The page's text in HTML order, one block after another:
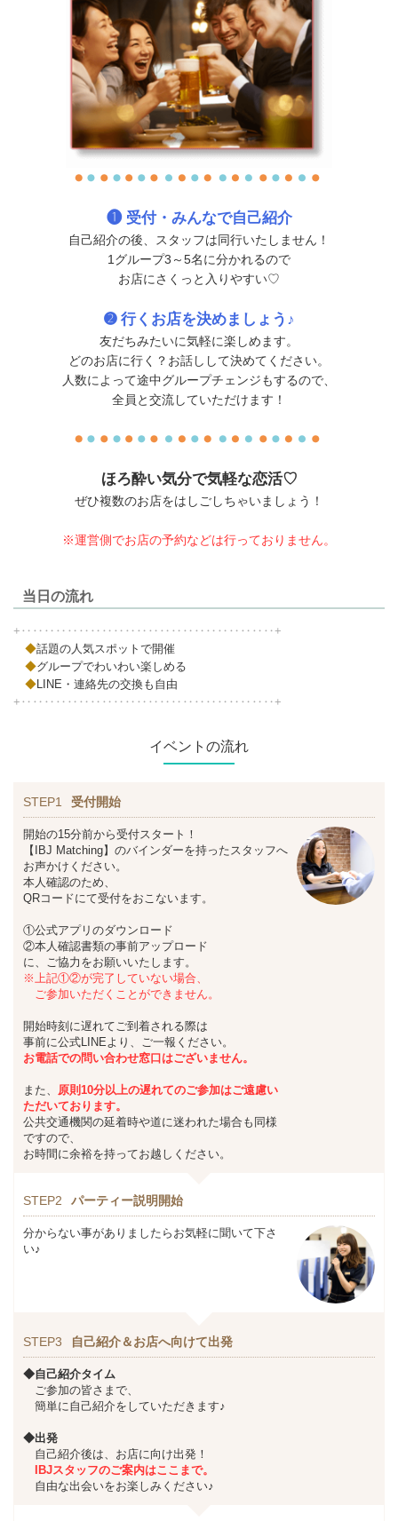
❶ 受付・みんなで自己紹介
自己紹介の後、スタッフは同行いたしません！
1グループ3～5名に分かれるので
お店にさくっと入りやすい♡
➋ 行くお店を決めましょう♪
友だちみたいに気軽に楽しめます。
どのお店に行く？お話しして決めてください。
人数によって途中グループチェンジもするので、
全員と交流していただけます！
ほろ酔い気分で気軽な恋活♡
ぜひ複数のお店をはしごしちゃいましょう！
※運営側でお店の予約などは行っておりません。
当日の流れ
+‥‥‥‥‥‥‥‥‥‥‥‥‥‥‥‥‥‥‥‥‥‥+
◆話題の人気スポットで開催
◆グループでわいわい楽しめる
◆LINE・連絡先の交換も自由
+‥‥‥‥‥‥‥‥‥‥‥‥‥‥‥‥‥‥‥‥‥‥+
イベントの流れ
STEP1 受付開始
開始の15分前から受付スタート！
【IBJ Matching】のバインダーを持ったスタッフへ
お声かけください。
本人確認のため、
QRコードにて受付をおこないます。
①公式アプリのダウンロード
②本人確認書類の事前アップロード
に、ご協力をお願いいたします。
※上記①②が完了していない場合、
ご参加いただくことができません。
開始時刻に遅れてご到着される際は
事前に公式LINEより、ご一報ください。
お電話での問い合わせ窓口はございません。
また、 原則10分以上の遅れてのご参加はご遠慮い
ただいております。
公共交通機関の延着時や道に迷われた場合も同様
ですので、
お時間に余裕を持ってお越しください。
STEP2 パーティー説明開始
分からない事がありましたらお気軽に聞いて下さ
い♪
STEP3 自己紹介＆お店へ向けて出発
◆自己紹介タイム
ご参加の皆さまで、
簡単に自己紹介をしていただきます♪
◆出発
自己紹介後は、お店に向け出発！
IBJスタッフのご案内はここまで。
自由な出会いをお楽しみください♪